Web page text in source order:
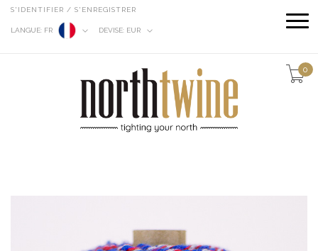
S'IDENTIFIER / S'ENREGISTRER
LANGUE: FR DEVISE: EUR
0